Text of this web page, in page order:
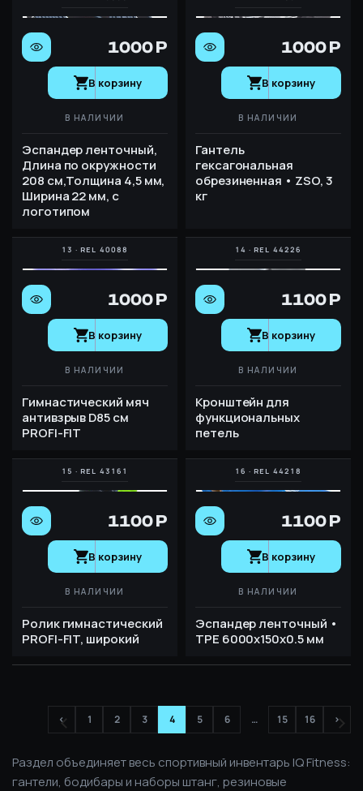
1000 Р
В корзину
В НАЛИЧИИ
Эспандер ленточный,
Длина по окружности
208 см,Толщина 4,5 мм,
Ширина 22 мм, с
логотипом
1000 Р
В корзину
В НАЛИЧИИ
Гантель
гексагональная
обрезиненная • ZSO, 3
кг
1000 Р
В корзину
В НАЛИЧИИ
Гимнастический мяч
антивзрыв D85 см
PROFI-FIT
1100 Р
В корзину
В НАЛИЧИИ
Кронштейн для
функциональных
петель
1100 Р
В корзину
В НАЛИЧИИ
Ролик гимнастический
PROFI-FIT, широкий
1100 Р
В корзину
В НАЛИЧИИ
Эспандер ленточный •
TPE 6000х150х0.5 мм
< 1 2 3 4 5 6 … 15 16 >
Раздел объединяет весь спортивный инвентарь IQ Fitness:
гантели, бодибары и наборы штанг, резиновые